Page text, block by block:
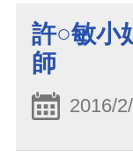
許○敏小
師
2016/